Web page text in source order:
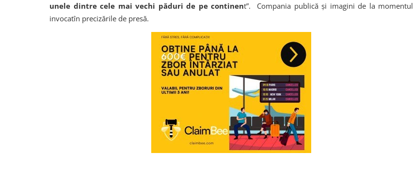
unele dintre cele mai vechi păduri de pe continent”. Compania publică şi imagini de la momentul
invocatîn precizările de presă.